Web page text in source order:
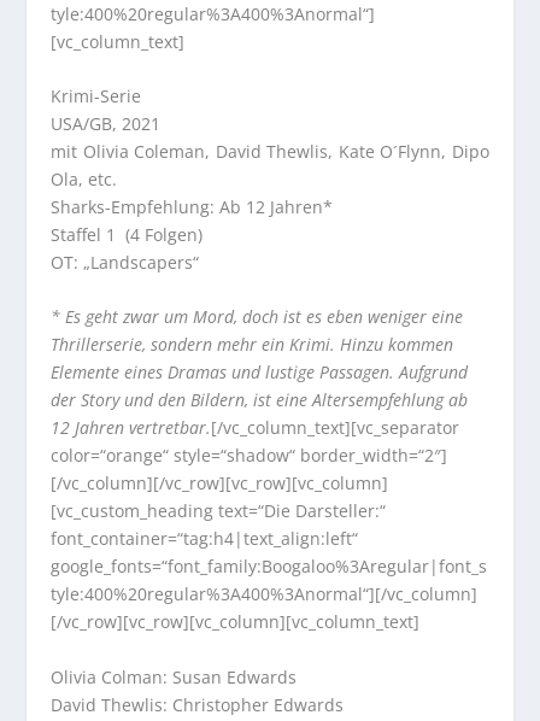
tyle:400%20regular%3A400%3Anormal“]
[vc_column_text]
Krimi-Serie
USA/GB, 2021
mit Olivia Coleman, David Thewlis, Kate O´Flynn, Dipo
Ola, etc.
Sharks-Empfehlung: Ab 12 Jahren*
Staffel 1 (4 Folgen)
OT: „Landscapers“
* Es geht zwar um Mord, doch ist es eben weniger eine
Thrillerserie, sondern mehr ein Krimi. Hinzu kommen
Elemente eines Dramas und lustige Passagen. Aufgrund
der Story und den Bildern, ist eine Altersempfehlung ab
12 Jahren vertretbar.[/vc_column_text][vc_separator
color=“orange“ style=“shadow“ border_width=“2″]
[/vc_column][/vc_row][vc_row][vc_column]
[vc_custom_heading text=“Die Darsteller:“
font_container=“tag:h4|text_align:left“
google_fonts=“font_family:Boogaloo%3Aregular|font_s
tyle:400%20regular%3A400%3Anormal“][/vc_column]
[/vc_row][vc_row][vc_column][vc_column_text]
Olivia Colman: Susan Edwards
David Thewlis: Christopher Edwards